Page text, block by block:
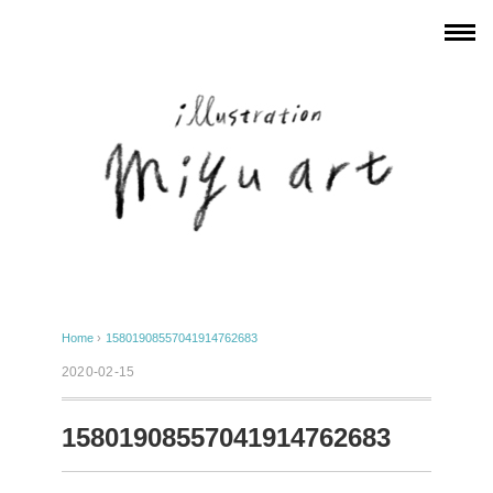
Home › 15801908557041914762683
2020-02-15
15801908557041914762683